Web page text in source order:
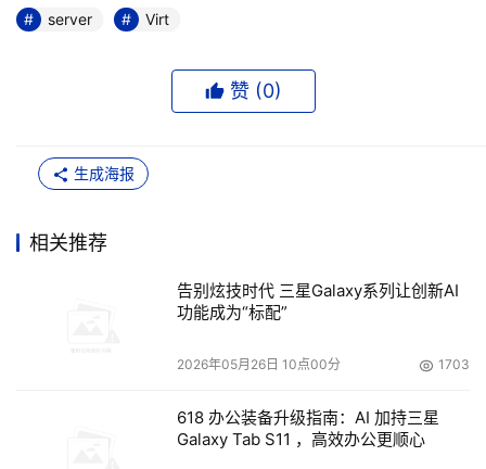
人加入到了虚拟化的阵营当中，加速了虚拟化技术的发展进
尽管VMware现在发展的很好，但是面对其竞争对手的
牌、争夺市场，挑战VMware的霸主地位，XenSource、
Virtual Iron等虚拟化软件提供商所提供的产品往往连
大的吸引力。为了保持持续快速的增长态势，巩固自己的领
先地位，VMware选择了IPO，首日即募资近十亿美元，资
本的注入将加快VMware在产品和市场上的脚步，有业内人
雷声大雨点小，真正采用虚拟化技术的公司连三分之一都不
到，所以尽管VMWare是虚拟机行业的领导者，但它距离一
server Virt
赞 (0)
生成海报
相关推荐
告别炫技时代 三星Galaxy系列让创新AI
功能成为“标配”
2026年05月26日 10点00分 1703
618 办公装备升级指南：AI 加持三星
Galaxy Tab S11 ，高效办公更顺心